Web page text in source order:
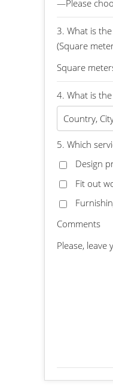
3. What is
(Square
4. What is
5. Which
Design
Fit out
Comments